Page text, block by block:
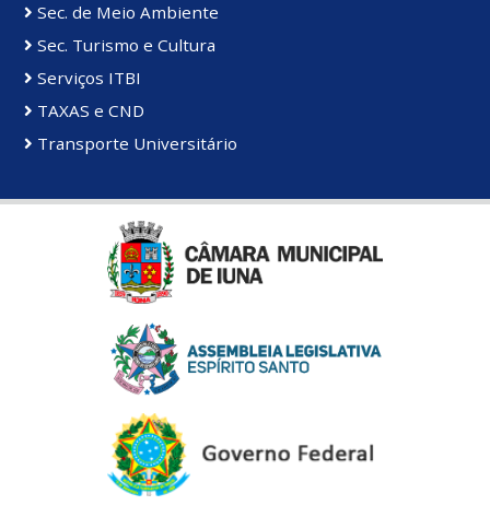
Sec. de Meio Ambiente
Sec. Turismo e Cultura
Serviços ITBI
TAXAS e CND
Transporte Universitário